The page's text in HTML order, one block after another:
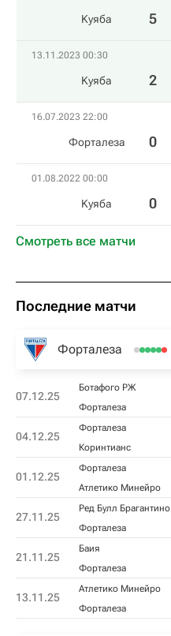
Kуяба 5
13.11.2023 00:30
Kуяба 2
16.07.2023 22:00
Форталеза 0
01.08.2022 00:00
Kуяба 0
Смотреть все матчи
Последние матчи
Форталеза
07.12.25
Ботафого РЖ
Форталеза
04.12.25
Форталеза
Коринтианс
01.12.25
Форталеза
Атлетико Минейро
27.11.25
Ред Булл Брагантино
Форталеза
21.11.25
Баия
Форталеза
13.11.25
Атлетико Минейро
Форталеза